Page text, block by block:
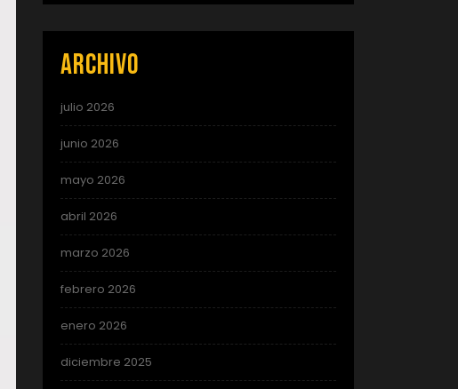
Archivo
julio 2026
junio 2026
mayo 2026
abril 2026
marzo 2026
febrero 2026
enero 2026
diciembre 2025